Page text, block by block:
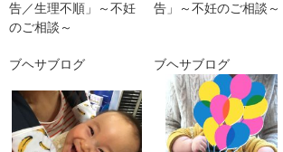
告／生理不順」～不妊
のご相談～
告」～不妊のご相談～
ブヘサブログ ブヘサブログ